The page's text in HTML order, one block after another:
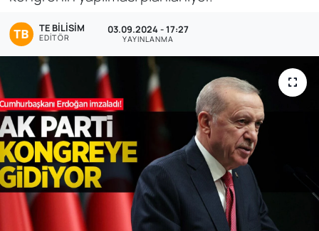
TE BILISIM
EDITÖR
03.09.2024 - 17:27
YAYINLANMA
Gündem
Özel Haber
POLİTİKA
Siyaset
Spor
Web Tv